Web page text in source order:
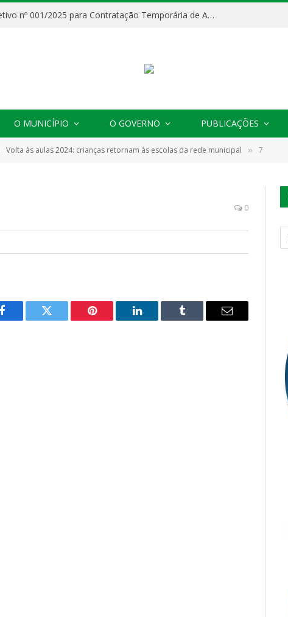
Processo Seletivo nº 001/2025 para Contratação Temporária de Agentes Comunitários de Saúde (ACS)
O MUNICÍPIO O GOVERNO PUBLICAÇÕES
Volta às aulas 2024: crianças retornam às escolas da rede municipal » 7
0
Facebook Twitter Pinterest LinkedIn Tumblr
E-